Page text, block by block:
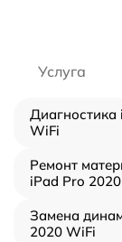
Услуга
Диагностика
WiFi
Ремонт
iPad Pro
Замена
2020 WiFi